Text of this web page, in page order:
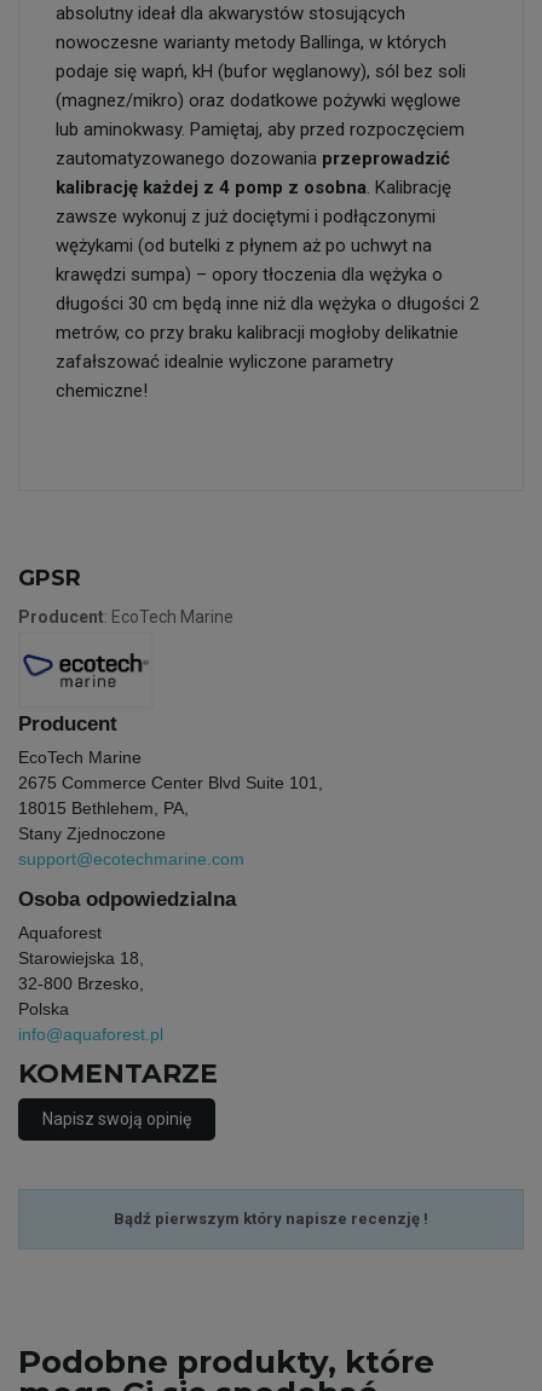
absolutny ideał dla akwarystów stosujących
nowoczesne warianty metody Ballinga, w których
podaje się wapń, kH (bufor węglanowy), sól bez soli
(magnez/mikro) oraz dodatkowe pożywki węglowe
lub aminokwasy. Pamiętaj, aby przed rozpoczęciem
zautomatyzowanego dozowania przeprowadzić
kalibrację każdej z 4 pomp z osobna. Kalibrację
zawsze wykonuj z już dociętymi i podłączonymi
wężykami (od butelki z płynem aż po uchwyt na
krawędzi sumpa) – opory tłoczenia dla wężyka o
długości 30 cm będą inne niż dla wężyka o długości 2
metrów, co przy braku kalibracji mogłoby delikatnie
zafałszować idealnie wyliczone parametry
chemiczne!
GPSR
Producent: EcoTech Marine
Producent
EcoTech Marine
2675 Commerce Center Blvd Suite 101,
18015 Bethlehem, PA,
Stany Zjednoczone
support@ecotechmarine.com
Osoba odpowiedzialna
Aquaforest
Starowiejska 18,
32-800 Brzesko,
Polska
info@aquaforest.pl
KOMENTARZE
Napisz swoją opinię
Bądź pierwszym który napisze recenzję !
Podobne produkty, które